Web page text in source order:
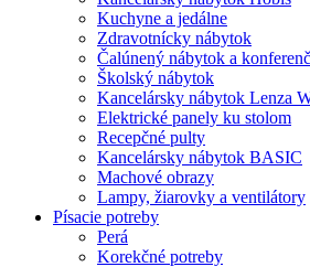
Kuchyne a jedálne
Zdravotnícky nábytok
Čalúnený nábytok a
Školský nábytok
Kancelársky nábytok Lenza
Elektrické panely ku stolom
Recepčné pulty
Kancelársky nábytok BASIC
Machové obrazy
Lampy, žiarovky a ventilátory
Písacie potreby
Perá
Korekčné potreby